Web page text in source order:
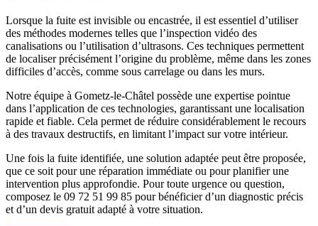
Lorsque la fuite est invisible ou encastrée, il est essentiel d’utiliser
des méthodes modernes telles que l’inspection vidéo des
canalisations ou l’utilisation d’ultrasons. Ces techniques permettent
de localiser précisément l’origine du problème, même dans les zones
difficiles d’accès, comme sous carrelage ou dans les murs.
Notre équipe à Gometz-le-Châtel possède une expertise pointue
dans l’application de ces technologies, garantissant une localisation
rapide et fiable. Cela permet de réduire considérablement le recours
à des travaux destructifs, en limitant l’impact sur votre intérieur.
Une fois la fuite identifiée, une solution adaptée peut être proposée,
que ce soit pour une réparation immédiate ou pour planifier une
intervention plus approfondie. Pour toute urgence ou question,
composez le 09 72 51 99 85 pour bénéficier d’un diagnostic précis
et d’un devis gratuit adapté à votre situation.